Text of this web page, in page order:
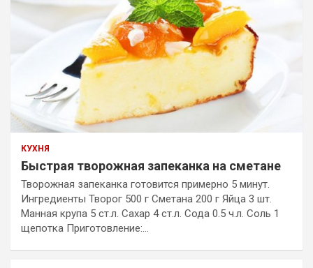
КУХНЯ
Быстрая творожная запеканка на сметане
Творожная запеканка готовится примерно 5 минут.
Ингредиенты Творог 500 г Сметана 200 г Яйца 3 шт.
Манная крупа 5 ст.л. Сахар 4 ст.л. Сода 0.5 ч.л. Соль 1
щепотка Приготовление:…